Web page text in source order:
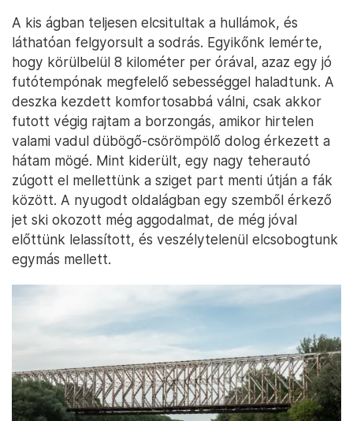
A kis ágban teljesen elcsitultak a hullámok, és
láthatóan felgyorsult a sodrás. Egyikőnk lemérte,
hogy körülbelül 8 kilométer per órával, azaz egy jó
futótempónak megfelelő sebességgel haladtunk. A
deszka kezdett komfortosabbá válni, csak akkor
futott végig rajtam a borzongás, amikor hirtelen
valami vadul dübögő-csörömpölő dolog érkezett a
hátam mögé. Mint kiderült, egy nagy teherautó
zúgott el mellettünk a sziget part menti útján a fák
között. A nyugodt oldalágban egy szemből érkező
jet ski okozott még aggodalmat, de még jóval
előttünk lelassított, és veszélytelenül elcsobogtunk
egymás mellett.